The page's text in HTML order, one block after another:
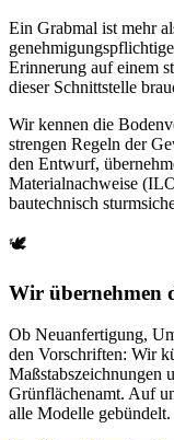
Ein Grabmal ist mehr
Erinnerung auf einem
dieser Schnittstelle
Wir kennen die
strengen Regeln der
den Entwurf,
Materialnachweise
bautechnisch
🕊️
Wir übernehmen
Ob Neuanfertigung,
den Vorschriften: Wir
Maßstabszeichnungen
Grünflächenamt. Auf
alle Modelle gebündelt.